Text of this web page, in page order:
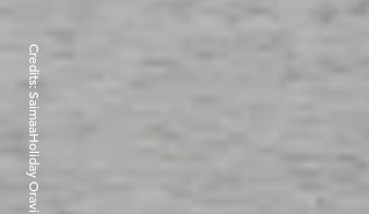
Credits:
SaimaaHoliday Oravi